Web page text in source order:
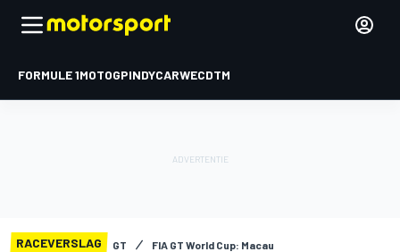
FORMULE 1MOTOGPINDYCARWECDTM
RACEVERSLAG GT FIA GT World Cup: Macau